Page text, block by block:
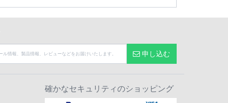
申し込む
確かなセキュリティのショッピング